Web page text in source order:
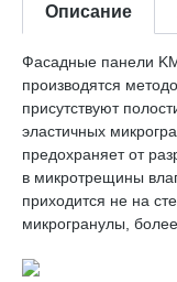
Описание
Фасадные панели
производятся
присутствуют
эластичных
предохраняет от
в микротрещины
приходится не на
микрогранулы,